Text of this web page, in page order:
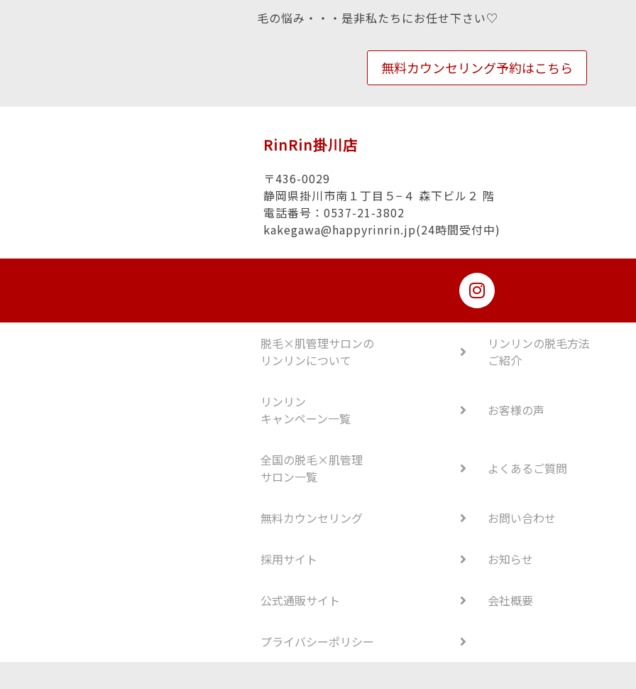
毛の悩み・・・是非私たちにお任せ下さい♡
無料カウンセリング予約はこちら
RinRin掛川店
〒436-0029
静岡県掛川市南１丁目５−４ 森下ビル２ 階
電話番号：0537-21-3802
kakegawa@happyrinrin.jp(24時間受付中)
脱毛×肌管理サロンの
リンリンについて
リンリンの脱毛方法
ご紹介
リンリン
キャンペーン一覧
お客様の声
全国の脱毛×肌管理
サロン一覧
よくあるご質問
無料カウンセリング お問い合わせ
採用サイト お知らせ
公式通販サイト 会社概要
プライバシーポリシー